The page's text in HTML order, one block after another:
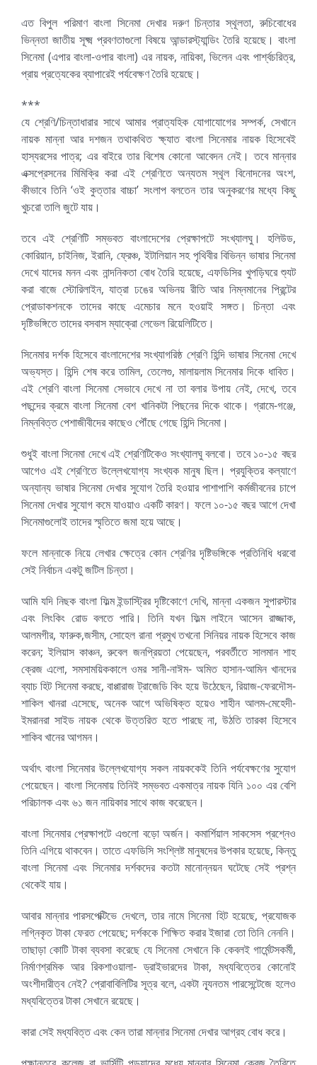
এত বিপুল পরিমাণ বাংলা সিনেমা দেখার দরুণ চিন্তার স্থূলতা, রুচিবোধের
ভিন্নতা জাতীয় সূক্ষ্ম প্রবণতাগুলো বিষয়ে আন্ডারস্ট্যান্ডিং তৈরি হয়েছে। বাংলা
সিনেমা (এপার বাংলা-ওপার বাংলা) এর নায়ক, নায়িকা, ভিলেন এবং পার্শ্বচরিত্র,
প্রায় প্রত্যেকের ব্যাপারেই পর্যবেক্ষণ তৈরি হয়েছে।
***
যে শ্রেণি/চিন্তাধারার সাথে আমার প্রাত্যহিক যোগাযোগের সম্পর্ক, সেখানে
নায়ক মান্না আর দশজন তথাকথিত ক্ষ্যাত বাংলা সিনেমার নায়ক হিসেবেই
হাস্যরসের পাত্র; এর বাইরে তার বিশেষ কোনো আবেদন নেই। তবে মান্নার
এক্সপ্রেসনের মিমিক্রি করা এই শ্রেণিতে অন্যতম স্থূল বিনোদনের অংশ,
কীভাবে তিনি ‘ওই কুত্তার বাচ্চা’ সংলাপ বলতেন তার অনুকরণের মধ্যে কিছু
খুচরো তালি জুটে যায়।
তবে এই শ্রেণিটি সম্ভবত বাংলাদেশের প্রেক্ষাপটে সংখ্যালঘু। হলিউড,
কোরিয়ান, চাইনিজ, ইরানি, ফ্রেঞ্চ, ইটালিয়ান সহ পৃথিবীর বিভিন্ন ভাষার সিনেমা
দেখে যাদের মনন এবং নান্দনিকতা বোধ তৈরি হয়েছে, এফডিসির খুপড়িঘরে শ্যুট
করা বাজে স্টোরিলাইন, যাত্রা ঢঙের অভিনয় রীতি আর নিম্নমানের প্রিন্টের
প্রোডাকশনকে তাদের কাছে এমেচার মনে হওয়াই সঙ্গত। চিন্তা এবং
দৃষ্টিভঙ্গিতে তাদের বসবাস ম্যাক্রো লেভেল রিয়েলিটিতে।
সিনেমার দর্শক হিসেবে বাংলাদেশের সংখ্যাগরিষ্ঠ শ্রেণি হিন্দি ভাষার সিনেমা দেখে
অভ্যস্ত। হিন্দি শেষ করে তামিল, তেলেগু, মালায়লাম সিনেমার দিকে ধাবিত।
এই শ্রেণি বাংলা সিনেমা সেভাবে দেখে না তা বলার উপায় নেই, দেখে, তবে
পছন্দের ক্রমে বাংলা সিনেমা বেশ খানিকটা পিছনের দিকে থাকে। গ্রামে-গঞ্জে,
নিম্নবিত্ত পেশাজীবীদের কাছেও পৌঁছে গেছে হিন্দি সিনেমা।
শুধুই বাংলা সিনেমা দেখে এই শ্রেণিটিকেও সংখ্যালঘু বলবো। তবে ১০-১৫ বছর
আগেও এই শ্রেণিতে উল্লেখযোগ্য সংখ্যক মানুষ ছিল। প্রযুক্তির কল্যাণে
অন্যান্য ভাষার সিনেমা দেখার সুযোগ তৈরি হওয়ার পাশাপাশি কর্মজীবনের চাপে
সিনেমা দেখার সুযোগ কমে যাওয়াও একটি কারণ। ফলে ১০-১৫ বছর আগে দেখা
সিনেমাগুলোই তাদের স্মৃতিতে জমা হয়ে আছে।
ফলে মান্নাকে নিয়ে লেখার ক্ষেত্রে কোন শ্রেণির দৃষ্টিভঙ্গিকে প্রতিনিধি ধরবো
সেই নির্বাচন একটু জটিল চিন্তা।
আমি যদি নিছক বাংলা ফিল্ম ইন্ডাস্ট্রির দৃষ্টিকোণে দেখি, মান্না একজন সুপারস্টার
এবং লিংকিং রোড বলতে পারি। তিনি যখন ফিল্ম লাইনে আসেন রাজ্জাক,
আলমগীর, ফারুক,জসীম, সোহেল রানা প্রমুখ তখনো সিনিয়র নায়ক হিসেবে কাজ
করেন; ইলিয়াস কাঞ্চন, রুবেল জনপ্রিয়তা পেয়েছেন, পরবর্তীতে সালমান শাহ
ক্রেজ এলো, সমসাময়িককালে ওমর সানী-নাঈম- অমিত হাসান-আমিন খানদের
ব্যাচ হিট সিনেমা করছে, বাপ্পারাজ ট্রাজেডি কিং হয়ে উঠেছেন, রিয়াজ-ফেরদৌস-
শাকিল খানরা এসেছে, অনেক আগে অভিষিক্ত হয়েও শাহীন আলম-মেহেদী-
ইমরানরা সাইড নায়ক থেকে উত্তরিত হতে পারছে না, উঠতি তারকা হিসেবে
শাকিব খানের আগমন।
অর্থাৎ বাংলা সিনেমার উল্লেখযোগ্য সকল নায়ককেই তিনি পর্যবেক্ষণের সুযোগ
পেয়েছেন। বাংলা সিনেমায় তিনিই সম্ভবত একমাত্র নায়ক যিনি ১০০ এর বেশি
পরিচালক এবং ৬১ জন নায়িকার সাথে কাজ করেছেন।
বাংলা সিনেমার প্রেক্ষাপটে এগুলো বড়ো অর্জন। কমার্শিয়াল সাকসেস প্রশ্নেও
তিনি এগিয়ে থাকবেন। তাতে এফডিসি সংশ্লিষ্ট মানুষদের উপকার হয়েছে, কিন্তু
বাংলা সিনেমা এবং সিনেমার দর্শকদের কতটা মানোন্নয়ন ঘটেছে সেই প্রশ্ন
থেকেই যায়।
আবার মান্নার পারসপেক্টিভে দেখলে, তার নামে সিনেমা হিট হয়েছে, প্রযোজক
লগ্নিকৃত টাকা ফেরত পেয়েছে; দর্শককে শিক্ষিত করার ইজারা তো তিনি নেননি।
তাছাড়া কোটি টাকা ব্যবসা করেছে যে সিনেমা সেখানে কি কেবলই গার্মেন্টসকর্মী,
নির্মাণশ্রমিক আর রিকশাওয়ালা- ড্রাইভারদের টাকা, মধ্যবিত্তের কোনোই
অংশীদারীত্ব নেই? প্রোবাবিলিটির সূত্র বলে, একটা ন্যূনতম পারসেন্টেজে হলেও
মধ্যবিত্তের টাকা সেখানে রয়েছে।
কারা সেই মধ্যবিত্ত এবং কেন তারা মান্নার সিনেমা দেখার আগ্রহ বোধ করে।